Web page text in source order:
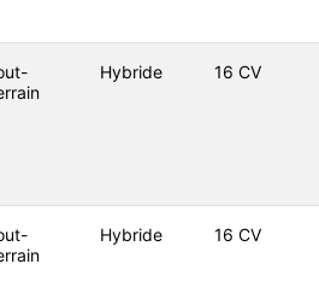
Hybride 16 CV
Hybride 16 CV